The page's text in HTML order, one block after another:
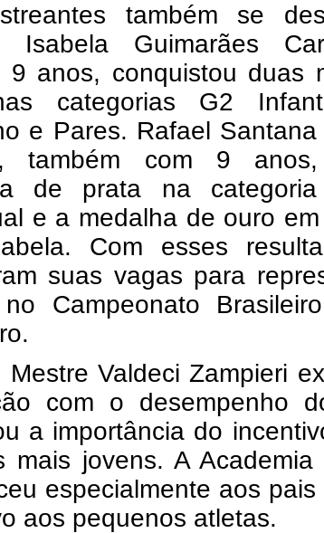
também se
Isabela Guimarães
9 anos, conquistou duas
categorias G2
e Pares. Rafael
também com 9
de prata na
e a medalha de ouro
Com esses
suas vagas para
Campeonato
Mestre Valdeci Zampieri
com o desempenho
a importância do
mais jovens. A Academia
especialmente aos
aos pequenos atletas.